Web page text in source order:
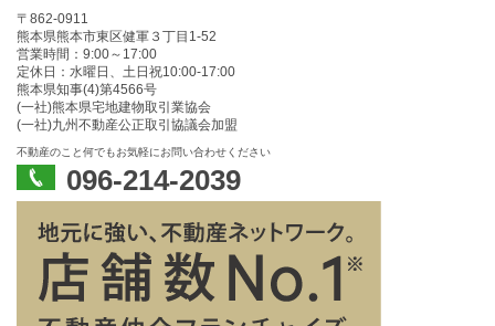
〒862-0911
熊本県熊本市東区健軍３丁目1-52
営業時間：9:00～17:00
定休日：水曜日、土日祝10:00‐17:00
熊本県知事(4)第4566号
(一社)熊本県宅地建物取引業協会
(一社)九州不動産公正取引協議会加盟
不動産のこと何でもお気軽にお問い合わせください
096-214-2039